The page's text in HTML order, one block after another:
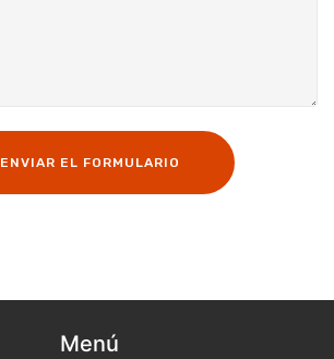
ENVIAR EL FORMULARIO
Menú